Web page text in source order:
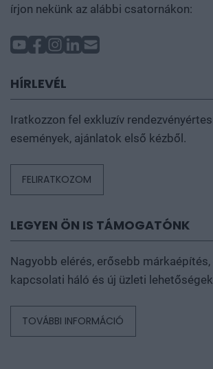
írjon nekünk az alábbi csatornákon:
HÍRLEVÉL
Iratkozzon fel exkluzív
események, ajánlatok első kézből.
FELIRATKOZOM
LEGYEN ÖN IS TÁMOGATÓNK
Nagyobb elérés, erősebb
kapcsolati háló és új üzleti
TOVÁBBI INFORMÁCIÓ